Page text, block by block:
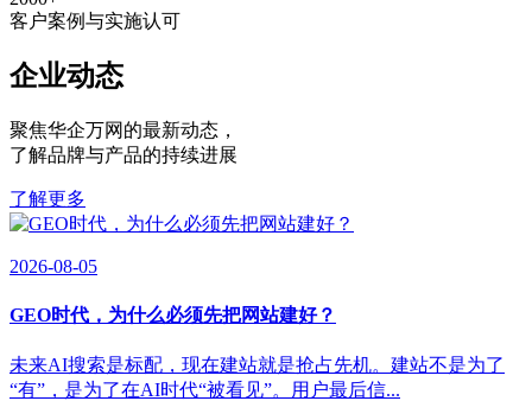
客户案例与实施认可
企业动态
聚焦华企万网的最新动态 ，
了解品牌与产品的持续进展
了解更多
2026-08-05
GEO时代，为什么必须先把网站建好？
未来AI搜索是标配，现在建站就是抢占先机。建站不是为了
“有”，是为了在AI时代“被看见”。用户最后信...